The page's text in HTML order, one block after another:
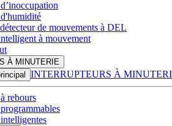
de mouvements à DEL
à mouvement
À MINUTERIE
INTERRUPTEURS À
rebours